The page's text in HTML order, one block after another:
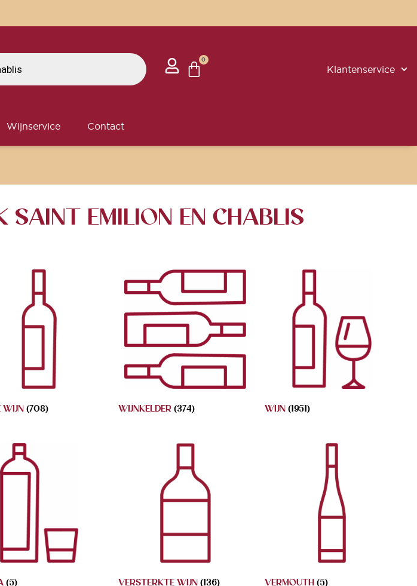
0
Klantenservice
Wijnservice Contact
SAINT EMILION EN CHABLIS
WIJN (708) WIJNKELDER (374) WIJN (1951)
(5) VERSTERKTE WIJN (136) VERMOUTH (5)